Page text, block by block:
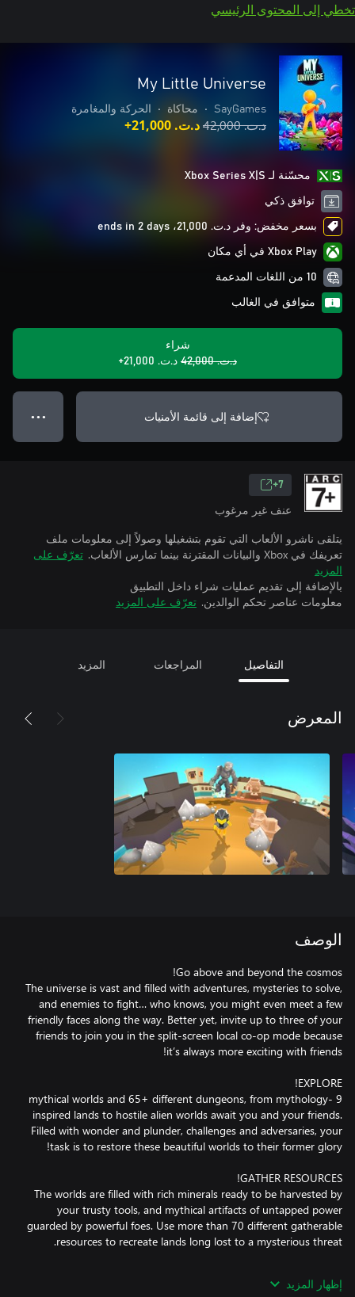
تخطي إلى المحتوى الرئيسي
My Little Universe
SayGames
• محاكاة • الحركة والمغامرة
د.ت.‏ 42,000 د.ت.‏ 21,000+
محسّنة لـ Xbox Series X|S
توافق ذكي
بسعر مخفض: وفر د.ت.‏ 21,000، ends in 2 days
Xbox Play في أي مكان
10 من اللغات المدعمة
متوافق في الغالب
شراء
د.ت.‏ 42,000
د.ت.‏ 21,000+
إضافة إلى قائمة الأمنيات ● ● ●
7+
عنف غير مرغوب
يتلقى ناشرو الألعاب التي تقوم بتشغيلها وصولاً إلى معلومات ملف
تعريفك في Xbox والبيانات المقترنة بينما تمارس الألعاب.
تعرّف على
المزيد
بالإضافة إلى تقديم عمليات شراء داخل التطبيق
معلومات عناصر تحكم الوالدين. تعرّف على المزيد
التفاصيل المراجعات المزيد
المعرض
الوصف
The universe is vast and filled with adventures, mysteries to solve,
and enemies to fight… who knows, you might even meet a few
friendly faces along the way. Better yet, invite up to three of your
friends to join you in the split-screen local co-op mode because
9 mythical worlds and 65+ different dungeons, from mythology-
inspired lands to hostile alien worlds await you and your friends.
Filled with wonder and plunder, challenges and adversaries, your
The worlds are filled with rich minerals ready to be harvested by
your trusty tools, and mythical artifacts of untapped power
guarded by powerful foes. Use more than 70 different gatherable
The universe won’t be restored that easily, and each challenge
إظهار المزيد